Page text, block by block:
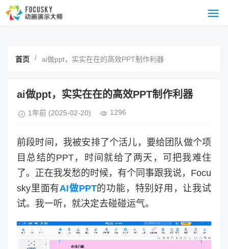
首页 / ai做ppt，实实在在的高效PPT制作利器
ai做ppt，实实在在的高效PPT制作利器
1年前 (2025-02-20) 1296
前段时间，我被安排了个活儿，要给团队做个项
目总结的PPT，时间就给了两天，可把我难住
了。正在我发愁的时候，有个同事跟我说，Focu
sky里面有AI做PPT的功能，特别好用，让我试
试。我一听，就决定去碰碰运气。